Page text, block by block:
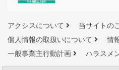
アクシスについて
当サイトの
個人情報の取扱いについて
情
一般事業主行動計画
ハラスメ